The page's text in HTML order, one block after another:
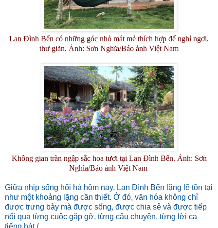
Lan Đình Bến có những góc nhỏ mát mẻ thích hợp để nghỉ ngơi,
thư giãn. Ảnh: Sơn Nghĩa/Báo ảnh Việt Nam
Không gian tràn ngập sắc hoa tươi tại Lan Đình Bến. Ảnh: Sơn
Nghĩa/Báo ảnh Việt Nam
Giữa nhịp sống hối hả hôm nay, Lan Đình Bến lặng lẽ tồn tại
như một khoảng lặng cần thiết. Ở đó, văn hóa không chỉ
được trưng bày mà được sống, được chia sẻ và được tiếp
nối qua từng cuộc gặp gỡ, từng câu chuyện, từng lời ca
tiếng hát./.